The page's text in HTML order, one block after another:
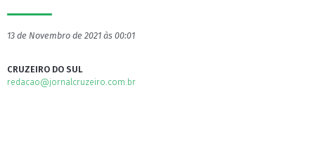
13 de Novembro de 2021 às 00:01
CRUZEIRO DO SUL
redacao@jornalcruzeiro.com.br